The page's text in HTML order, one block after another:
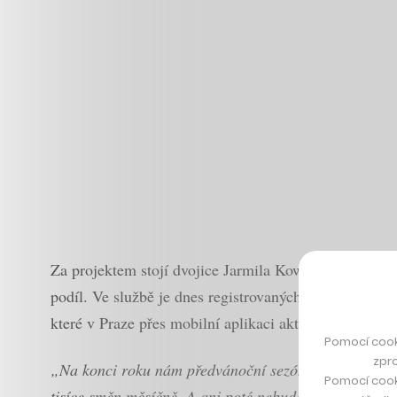
Za projektem stojí dvojice Jarmila Kowolowská a
podíl. Ve službě je dnes registrovaných přes 700
které v Praze přes mobilní aplikaci aktivně poptává
„Na konci roku nám předvánoční sezóna pomohla
Pomocí
Pomocí